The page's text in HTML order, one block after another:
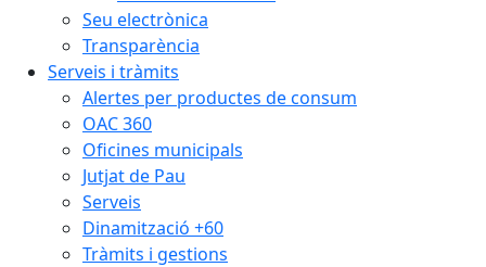
Seu electrònica
Transparència
Serveis i tràmits
Alertes per productes de consum
OAC 360
Oficines municipals
Jutjat de Pau
Serveis
Dinamització +60
Tràmits i gestions